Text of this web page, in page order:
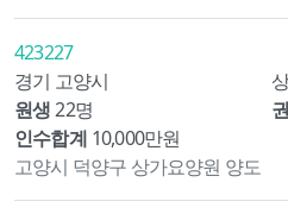
423227
경기 고양시
원생 22명
인수합계 10,000만원
고양시 덕양구 상가요양원 양도